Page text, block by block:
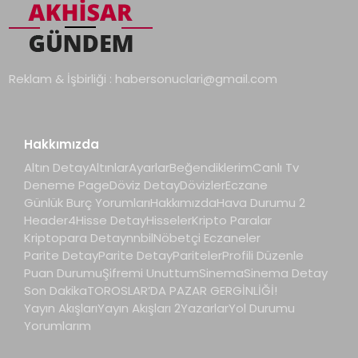
Reklam & İşbirliği : habersonuclari@gmail.com
Hakkımızda
Altın DetayAltınlarAyarlarBeğendiklerimCanlı Tv
Deneme PageDöviz DetayDövizlerEczane
Günlük Burç YorumlarıHakkımızdaHava Durumu 2
Header4Hisse DetayHisselerKripto Paralar
Kriptopara DetaynnbilNöbetçi Eczaneler
Parite DetayParite DetayParitelerProfili Düzenle
Puan DurumuŞifremi UnuttumSinemaSinema Detay
Son DakikaTOROSLAR’DA PAZAR GERGİNLİĞİ!
Yayın AkışlarıYayın Akışları 2YazarlarYol Durumu
Yorumlarım